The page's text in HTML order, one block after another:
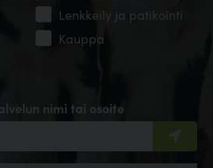
nimi tai osoite
Lenkkeily ja patikointi
Kauppa